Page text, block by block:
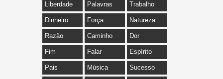
Liberdade Palavras Trabalho
Dinheiro Força Natureza
Razão Caminho Dor
Fim Falar Espírito
Pais Música Sucesso